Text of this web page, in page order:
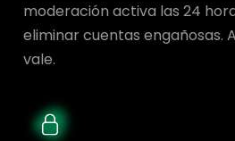
moderación activa las 24
eliminar cuentas engañosas.
vale.